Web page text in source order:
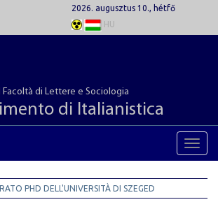
2026. augusztus 10., hétfő
HU
di Lettere e Sociologia
di Italianistica
PHD DELL'UNIVERSITÀ DI SZEGED